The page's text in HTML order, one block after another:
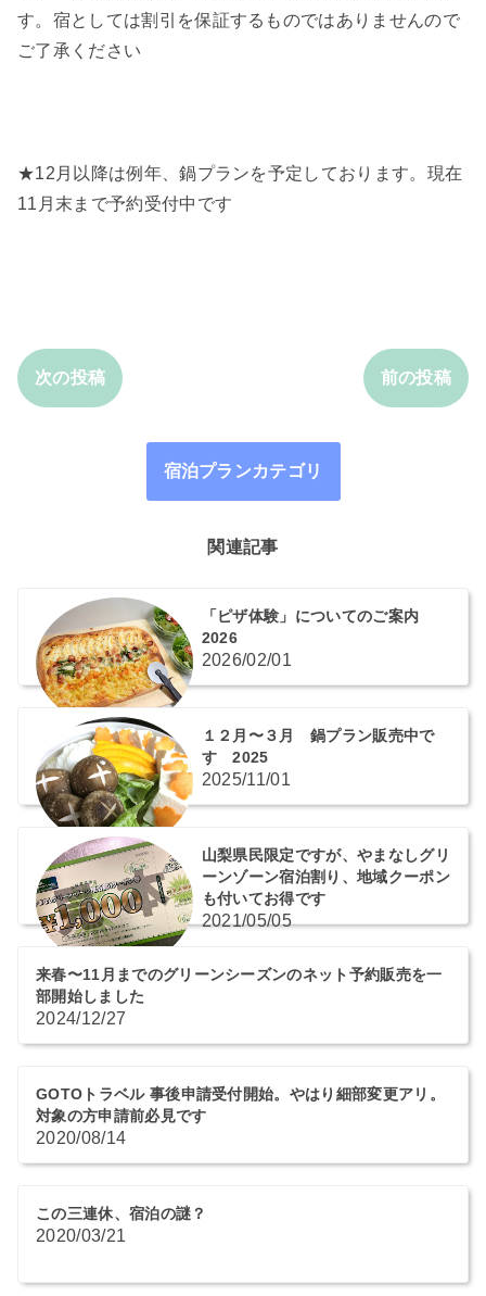
す。宿としては割引を保証するものではありませんので
ご了承ください
★12月以降は例年、鍋プランを予定しております。現在
11月末まで予約受付中です
次の投稿 前の投稿
宿泊プランカテゴリ
関連記事
「ピザ体験」についてのご案内
2026
2026/02/01
１２月〜３月 鍋プラン販売中で
す 2025
2025/11/01
山梨県民限定ですが、やまなしグリ
ーンゾーン宿泊割り、地域クーポン
も付いてお得です
2021/05/05
来春〜11月までのグリーンシーズンのネット予約販売を一
部開始しました
2024/12/27
GOTOトラベル 事後申請受付開始。やはり細部変更アリ。
対象の方申請前必見です
2020/08/14
この三連休、宿泊の謎？
2020/03/21